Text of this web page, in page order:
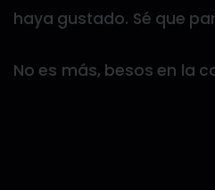
haya gustado. Sé que
No es más, besos en la